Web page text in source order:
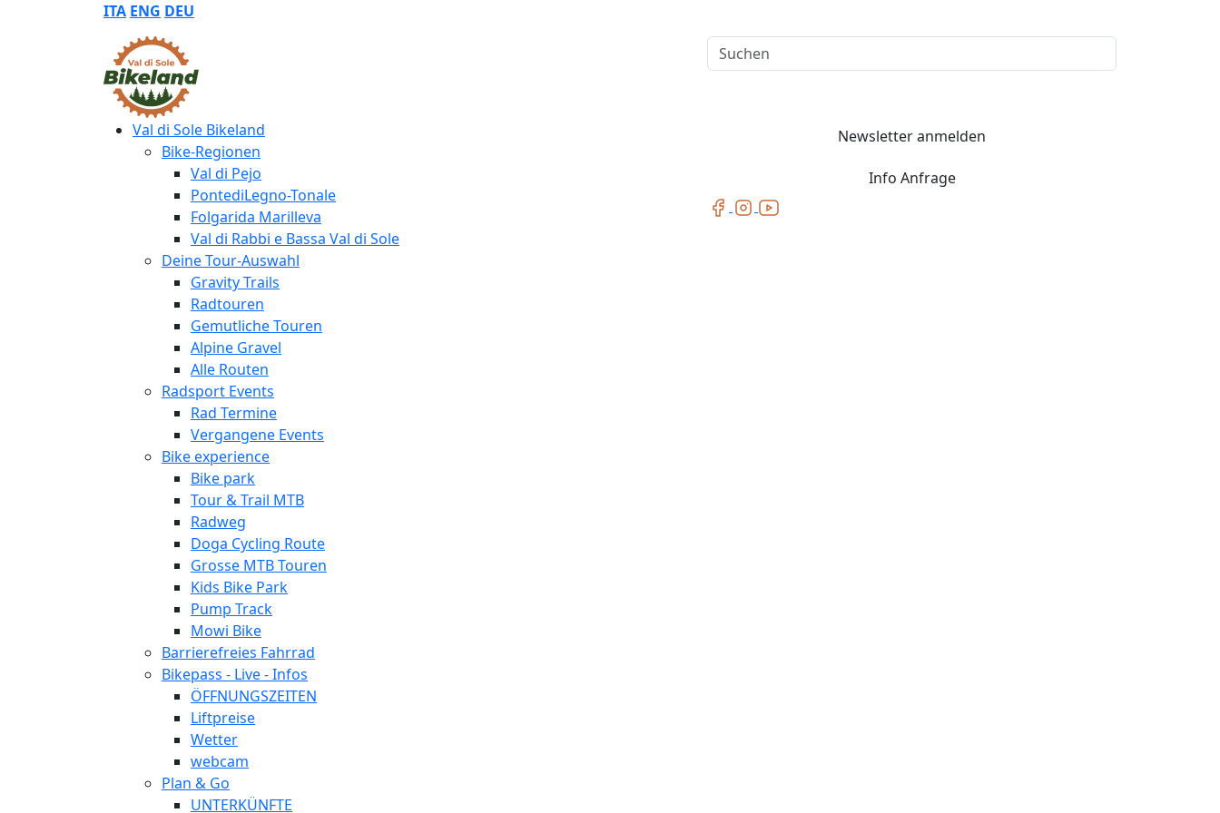
ITA ENG DEU
Suchen
Val di Sole Bikeland
Bike-Regionen
Val di Pejo
PontediLegno-Tonale
Folgarida Marilleva
Val di Rabbi e Bassa Val di Sole
Deine Tour-Auswahl
Gravity Trails
Radtouren
Gemutliche Touren
Alpine Gravel
Alle Routen
Radsport Events
Rad Termine
Vergangene Events
Bike experience
Bike park
Tour & Trail MTB
Radweg
Doga Cycling Route
Grosse MTB Touren
Kids Bike Park
Pump Track
Mowi Bike
Barrierefreies Fahrrad
Bikepass - Live - Infos
ÖFFNUNGSZEITEN
Liftpreise
Wetter
webcam
Plan & Go
UNTERKÜNFTE
Newsletter anmelden
Info Anfrage